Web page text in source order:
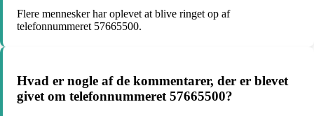
Flere mennesker har oplevet at blive ringet op af
telefonnummeret 57665500.
Hvad er nogle af de kommentarer, der er blevet
givet om telefonnummeret 57665500?